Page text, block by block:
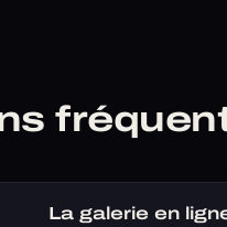
La galerie en